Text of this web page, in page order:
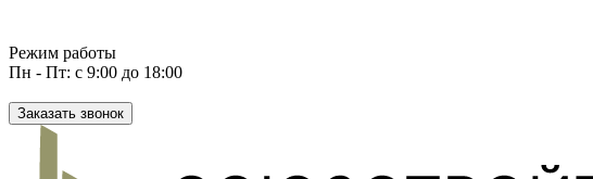
Режим работы
Пн - Пт: с 9:00 до 18:00
Заказать звонок